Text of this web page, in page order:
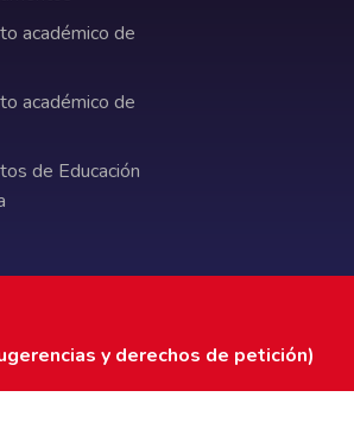
académico de
académico de
de Educación
y derechos de petición)